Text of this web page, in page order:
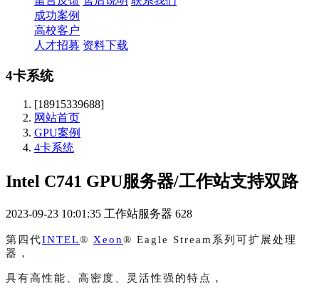
成功案例
高校客户
人才招募 资料下载
4卡系统
[18915339688]
网站首页
GPU案例
4卡系统
Intel C741 GPU服务器/工作站支持双路
2023-09-23 10:01:35 工作站服务器 628
第四代INTEL® Xeon® Eagle Stream系列可扩展处理
器，
具有高性能、高密度、灵活性强的特点，